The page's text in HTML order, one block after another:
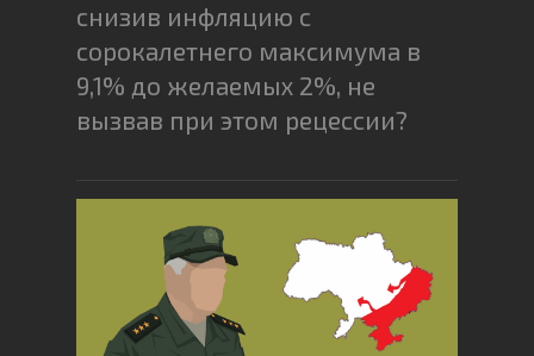
снизив инфляцию с
сорокалетнего максимума в
9,1% до желаемых 2%, не
вызвав при этом рецессии?